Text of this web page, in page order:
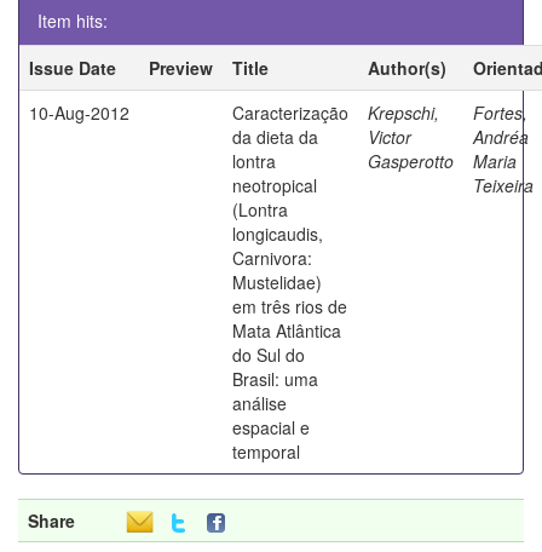
Item hits:
Issue Date
Preview Title Author(s)
10-Aug-2012
Caracterização
da dieta da
lontra
neotropical
(Lontra
longicaudis,
Carnivora:
Mustelidae)
em três rios de
Mata Atlântica
do Sul do
Brasil: uma
análise
espacial e
temporal
Krepschi,
Victor
Gasperotto
Fortes,
Andréa
Maria
Teixeira
Share